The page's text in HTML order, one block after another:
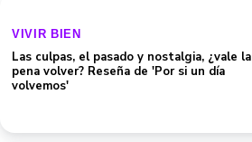
VIVIR BIEN
Las culpas, el pasado y nostalgia, ¿vale la
pena volver? Reseña de 'Por si un día
volvemos'